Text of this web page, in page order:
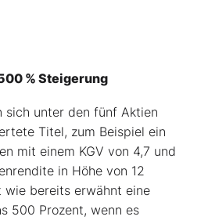
% Steigerung
sich unter den fünf Aktien
Titel, zum Beispiel ein
mit einem KGV von 4,7 und
in Höhe von 12
wie bereits erwähnt eine
500 Prozent, wenn es